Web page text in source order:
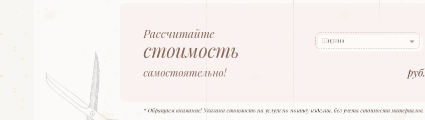
Рассчитайте
стоимость
самостоятельно!
Ширина
руб.
* Обращаем внимание! Указана стоимость на услуги по пошиву изделия, без учета стоимости материалов.